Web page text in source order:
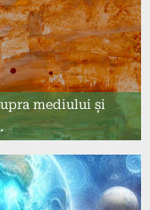
mediului și